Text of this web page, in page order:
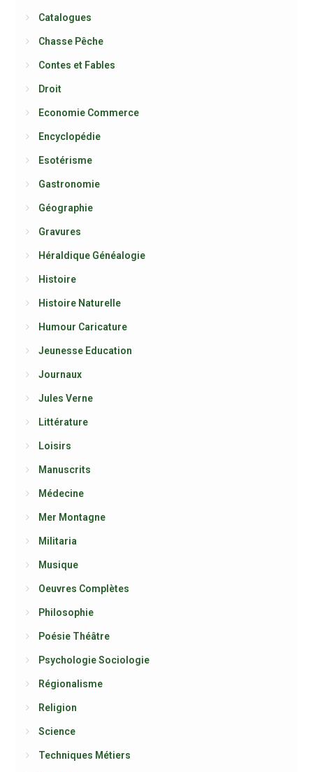
Catalogues
Chasse Pêche
Contes et Fables
Droit
Economie Commerce
Encyclopédie
Esotérisme
Gastronomie
Géographie
Gravures
Héraldique Généalogie
Histoire
Histoire Naturelle
Humour Caricature
Jeunesse Education
Journaux
Jules Verne
Littérature
Loisirs
Manuscrits
Médecine
Mer Montagne
Militaria
Musique
Oeuvres Complètes
Philosophie
Poésie Théâtre
Psychologie Sociologie
Régionalisme
Religion
Science
Techniques Métiers